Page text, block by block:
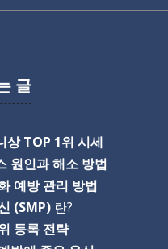
글
상 TOP 1위 시세
원인과 해소 방법
예방 관리 방법
(SMP) 란?
등록 전략